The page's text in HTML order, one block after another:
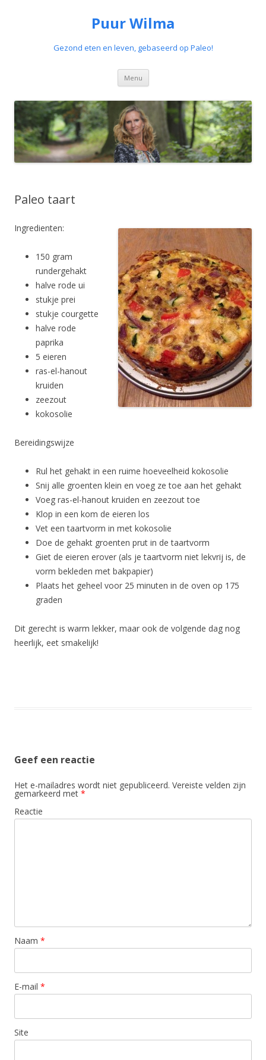
Puur Wilma
Gezond eten en leven, gebaseerd op Paleo!
Menu Spring
de
inhoud
Paleo taart
Ingredienten:
150 gram
rundergehakt
halve rode ui
stukje prei
stukje courgette
halve rode
paprika
5 eieren
ras-el-hanout
kruiden
zeezout
kokosolie
Bereidingswijze
Rul het gehakt in een ruime hoeveelheid kokosolie
Snij alle groenten klein en voeg ze toe aan het gehakt
Voeg ras-el-hanout kruiden en zeezout toe
Klop in een kom de eieren los
Vet een taartvorm in met kokosolie
Doe de gehakt groenten prut in de taartvorm
Giet de eieren erover (als je taartvorm niet lekvrij is, de
vorm bekleden met bakpapier)
Plaats het geheel voor 25 minuten in de oven op 175
graden
Dit gerecht is warm lekker, maar ook de volgende dag nog
heerlijk, eet smakelijk!
Geef een reactie
Het e-mailadres wordt niet gepubliceerd. Vereiste velden zijn
gemarkeerd met *
Reactie
Naam *
E-mail *
Site